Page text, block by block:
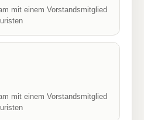
mit einem Vorstandsmitglied
mit einem Vorstandsmitglied